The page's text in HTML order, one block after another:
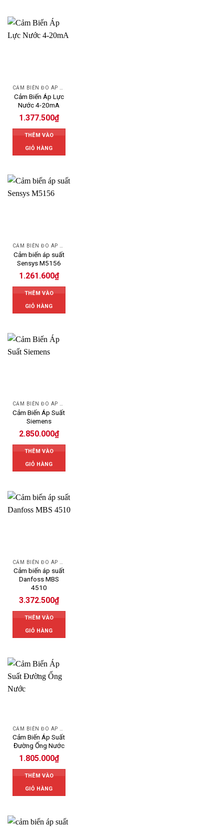
Cảm Biến Áp Lực
Nước 4-20mA
1.377.500₫
THÊM VÀO
GIỎ HÀNG
CẢM BIẾN ĐO ÁP SUẤT
Cảm biến áp suất
Sensys M5156
1.261.600₫
THÊM VÀO
GIỎ HÀNG
CẢM BIẾN ĐO ÁP SUẤT
Cảm Biến Áp Suất
Siemens
2.850.000₫
THÊM VÀO
GIỎ HÀNG
Cảm biến áp suất
Danfoss MBS
4510
3.372.500₫
THÊM VÀO
GIỎ HÀNG
Cảm Biến Áp Suất
Đường Ống Nước
1.805.000₫
THÊM VÀO
GIỎ HÀNG